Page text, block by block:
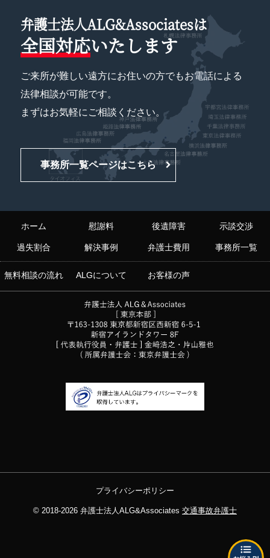
弁護士法人ALG&Associatesは
全国対応いたします
ご来所が難しい遠方にお住いの方でもお電話による
法律相談が可能です。
まずはお気軽にご相談ください。
事務所一覧ページはこちら
ホーム 慰謝料 後遺障害 示談交渉
過失割合 解決事例 弁護士費用 事務所一覧
無料相談の流れ ALGについて お客様の声
プライバシーポリシー
© 2018-2026 弁護士法人ALG&Associates 交通事故弁護士